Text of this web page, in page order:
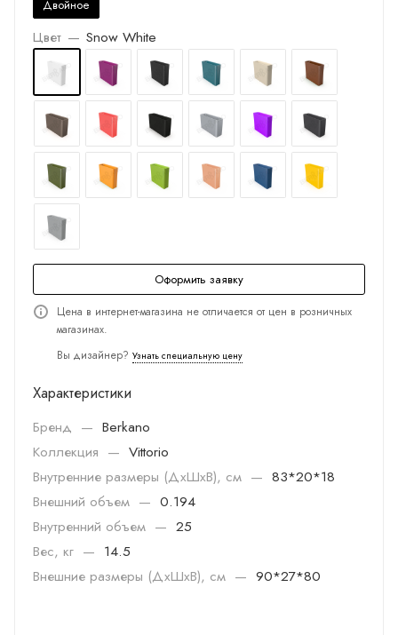
Двойное
Цвет — Snow White
Оформить заявку
Цена в интернет-магазина не отличается от цен в розничных
магазинах.
Вы дизайнер? Узнать специальную цену
Характеристики
Бренд — Berkano
Коллекция — Vittorio
Внутренние размеры (ДхШхВ), см — 83*20*18
Внешний объем — 0.194
Внутренний объем — 25
Вес, кг — 14.5
Внешние размеры (ДхШхВ), см — 90*27*80